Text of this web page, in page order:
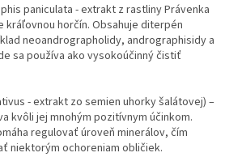
paniculata - extrakt z rastliny Právenka
kráľovnou horčín. Obsahuje diterpén
neoandrographolidy, andrographisidy a
sa používa ako vysokoúčinný čistiť
- extrakt zo semien uhorky šalátovej) –
kvôli jej mnohým pozitívnym účinkom.
regulovať úroveň minerálov, čím
niektorým ochoreniam obličiek.